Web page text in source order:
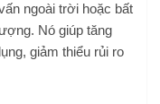
ngoài trời hoặc bất
Nó giúp tăng
giảm thiểu rủi ro